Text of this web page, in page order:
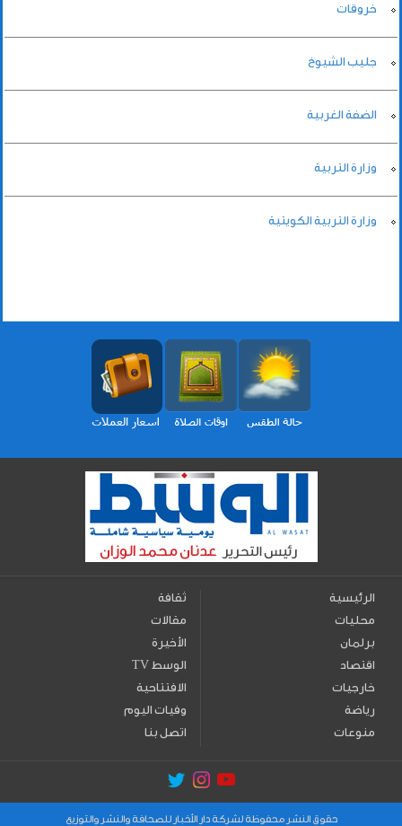
خروقات
جليب الشيوخ
الضفة الغربية
وزارة التربية
وزارة التربية الكويتية
الرئيسية
محليات
برلمان
اقتصاد
خارجيات
رياضة
منوعات
ثقافة
مقالات
الأخيرة
TV الوسط
الافتتاحية
وفيات اليوم
اتصل بنا
حقوق النشر محفوظة لشركة دار الأخبار للصحافة والنشر والتوزيع